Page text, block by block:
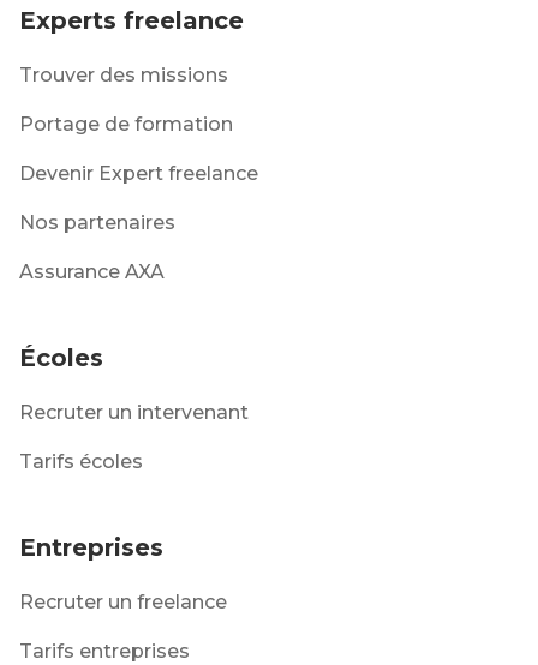
Experts freelance
Trouver des missions
Portage de formation
Devenir Expert freelance
Nos partenaires
Assurance AXA
Écoles
Recruter un intervenant
Tarifs écoles
Entreprises
Recruter un freelance
Tarifs entreprises